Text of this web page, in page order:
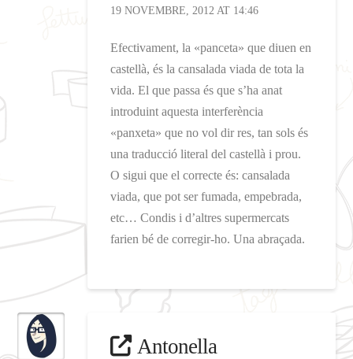
19 NOVEMBRE, 2012 AT 14:46
Efectivament, la «panceta» que diuen en
castellà, és la cansalada viada de tota la
vida. El que passa és que s’ha anat
introduint aquesta interferència
«panxeta» que no vol dir res, tan sols és
una traducció literal del castellà i prou.
O sigui que el correcte és: cansalada
viada, que pot ser fumada, empebrada,
etc… Condis i d’altres supermercats
farien bé de corregir-ho. Una abraçada.
Antonella